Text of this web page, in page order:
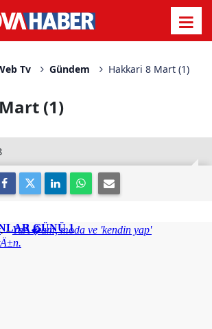
Tv Gündem Hakkari 8 Mart (1)
(1)